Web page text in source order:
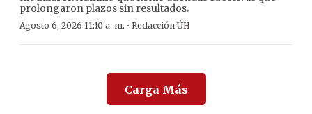
prolongaron plazos sin resultados.
Agosto 6, 2026 11:10 a. m. · Redacción ÚH
Carga Más